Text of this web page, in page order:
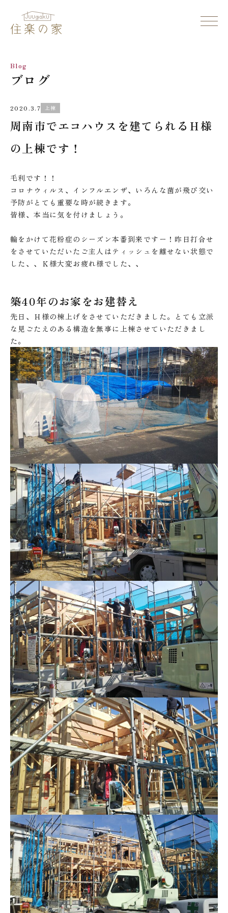
ブログ
Blog
2020.3.7 上棟
周南市でエコハウスを建てられるＨ様
の上棟です！
毛利です！！
コロナウィルス、インフルエンザ、いろんな菌が飛び交い
予防がとても重要な時が続きます。
皆様、本当に気を付けましょう。
輪をかけて花粉症のシーズン本番到来ですー！昨日打合せ
をさせていただいたご主人はティッシュを離せない状態で
した、、Ｋ様大変お疲れ様でした、、
築40年のお家をお建替え
先日、Ｈ様の棟上げをさせていただきました。とても立派
な見ごたえのある構造を無事に上棟させていただきまし
た。